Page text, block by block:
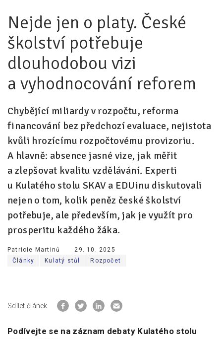
Pro zřizovatele
Konference Lepší škola
Kápézetka - průvodce pro zřizovatele
Klub zřizovatelů
O nás
O nás
Partneři a dárci
Kontakty
Nejde jen o platy. České
školství potřebuje
dlouhodobou vizi
a vyhodnocování reforem
Chybějící miliardy v rozpočtu, reforma
financování bez předchozí evaluace, nejistota
kvůli hrozícímu rozpočtovému provizoriu.
A hlavně: absence jasné vize, jak měřit
a zlepšovat kvalitu vzdělávání. Experti
u Kulatého stolu SKAV a EDUinu diskutovali
nejen o tom, kolik peněz české školství
potřebuje, ale především, jak je využít pro
prosperitu každého žáka.
Patricie Martinů
29. 10. 2025
Články
Kulatý stůl Rozpočet
Sdílet článek
Podívejte se na záznam debaty Kulatého stolu